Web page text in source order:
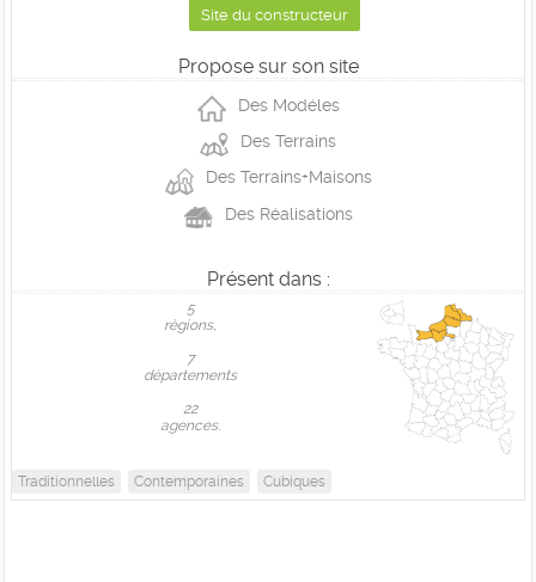
Site du constructeur
Propose sur son site
Des Modéles
Des Terrains
Des Terrains+Maisons
Des Réalisations
Présent dans :
5
règions,
7
départements
22
agences.
Traditionnelles Contemporaines Cubiques